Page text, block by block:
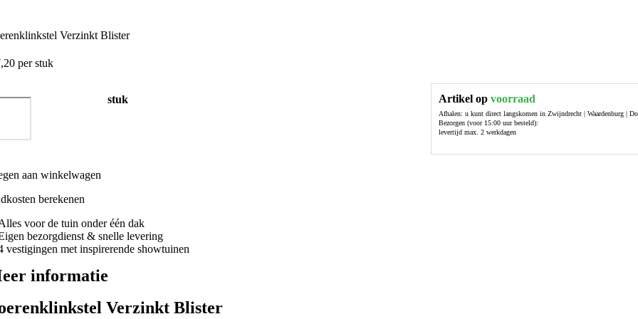
Verzinkt Blister
per stuk
stuk Artikel opvoorraad
Afhalen: u kunt direct langskomen in Zwijndrecht | Waardenburg |
Bezorgen (voor 15:00 uur besteld):
levertijd max. 2 werkdagen
aan winkelwagen
berekenen
voor de tuin onder één dak
bezorgdienst & snelle levering
vestigingen met inspirerende showtuinen
informatie
Verzinkt Blister